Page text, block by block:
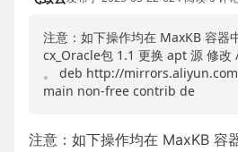
注意：如下操作均在 MaxKB 容器
cx_Oracle包 1.1 更换 apt 源 修
。 deb http://
main non-free contrib de
注意：如下操作均在 MaxKB 容